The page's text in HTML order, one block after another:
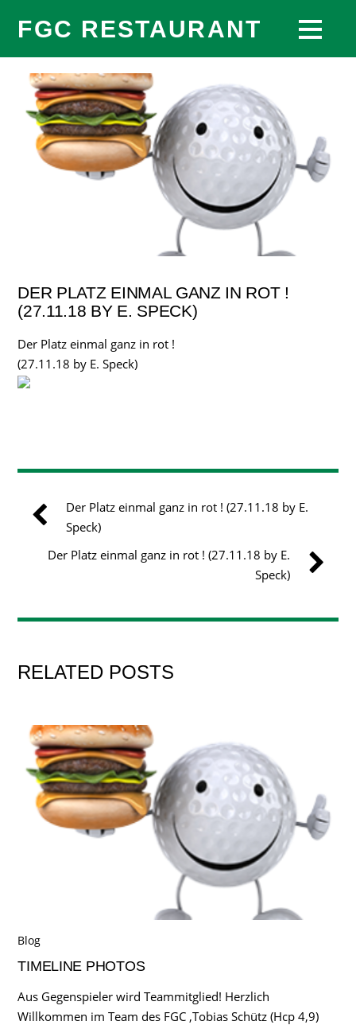
FGC RESTAURANT
DER PLATZ EINMAL GANZ IN ROT !
(27.11.18 BY E. SPECK)
Der Platz einmal ganz in rot !
(27.11.18 by E. Speck)
Der Platz einmal ganz in rot ! (27.11.18 by E.
Speck)
Der Platz einmal ganz in rot ! (27.11.18 by E.
Speck)
RELATED POSTS
Blog
TIMELINE PHOTOS
Aus Gegenspieler wird Teammitglied! Herzlich
Willkommen im Team des FGC ,Tobias Schütz (Hcp 4,9)